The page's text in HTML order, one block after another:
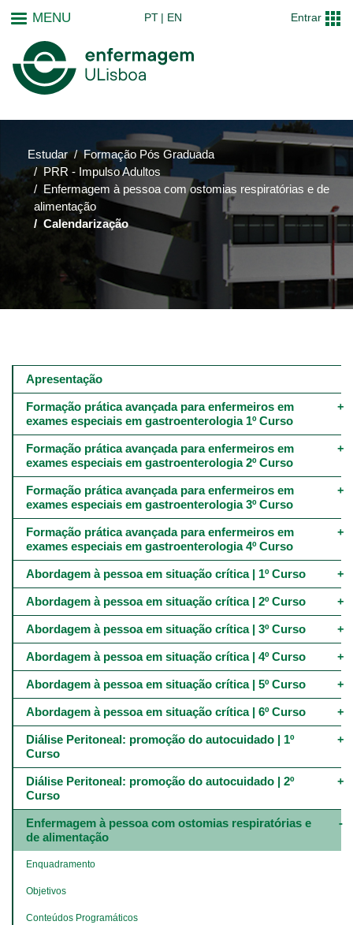
MENU PT EN Entrar
Estudar
Formação Pós Graduada
PRR - Impulso Adultos
Enfermagem à pessoa com ostomias respiratórias e de
alimentação
Calendarização
Main
navigation
níveis
Apresentação
Formação prática avançada para enfermeiros em
exames especiais em gastroenterologia 1º Curso
Formação prática avançada para enfermeiros em
exames especiais em gastroenterologia 2º Curso
Formação prática avançada para enfermeiros em
exames especiais em gastroenterologia 3º Curso
Formação prática avançada para enfermeiros em
exames especiais em gastroenterologia 4º Curso
Abordagem à pessoa em situação crítica | 1º Curso
Abordagem à pessoa em situação crítica | 2º Curso
Abordagem à pessoa em situação crítica | 3º Curso
Abordagem à pessoa em situação crítica | 4º Curso
Abordagem à pessoa em situação crítica | 5º Curso
Abordagem à pessoa em situação crítica | 6º Curso
Diálise Peritoneal: promoção do autocuidado | 1º
Curso
Diálise Peritoneal: promoção do autocuidado | 2º
Curso
Enfermagem à pessoa com ostomias respiratórias e
de alimentação
Enquadramento
Objetivos
Conteúdos Programáticos